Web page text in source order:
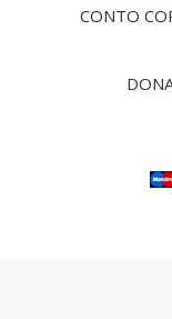
CONTO